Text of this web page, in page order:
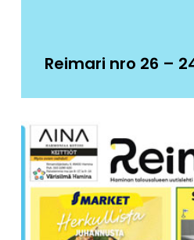
Reimari nro 26 –